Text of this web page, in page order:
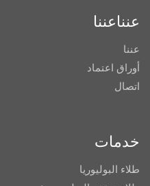
عنناعننا
عننا
أوراق اعتماد
اتصال
خدمات
طلاء البوليوريا